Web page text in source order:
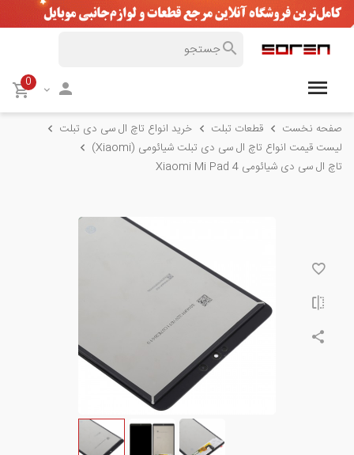
0
صفحه نخست قطعات تبلت
خرید انواع تاچ ال سی دی تبلت
لیست قیمت انواع تاچ ال سی دی تبلت شیائومی (Xiaomi)
تاچ ال سی دی شیائومی Xiaomi Mi Pad 4